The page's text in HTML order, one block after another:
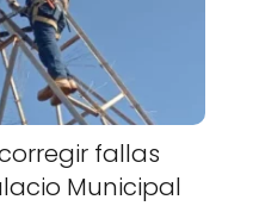
fallas
Municipal